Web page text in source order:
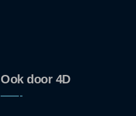
Ook door 4D